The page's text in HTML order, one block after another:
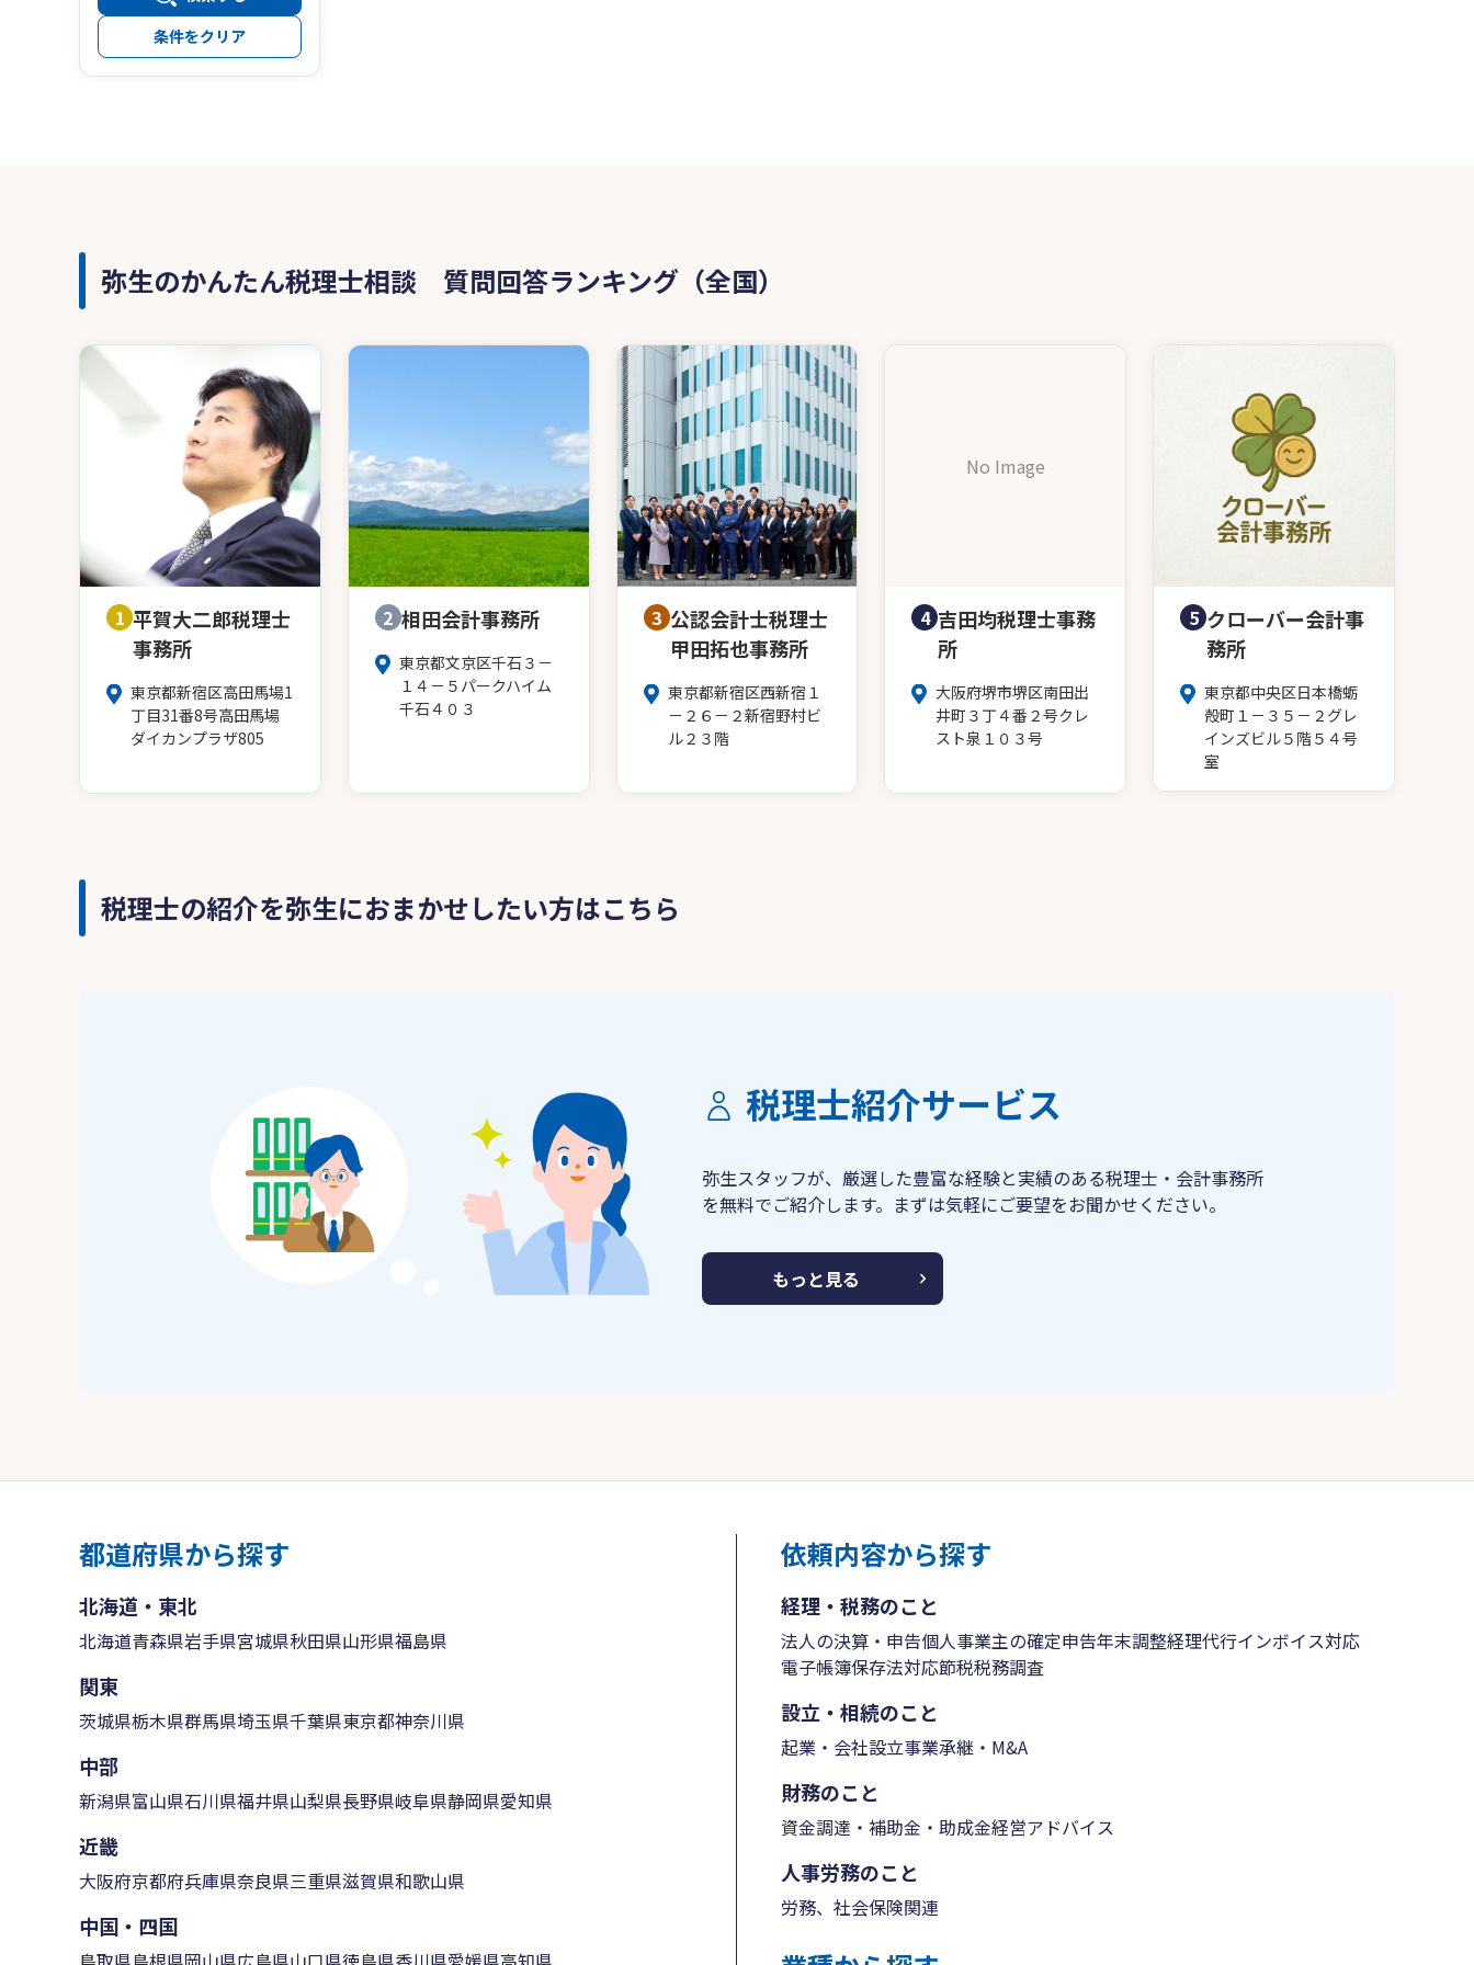
条件をクリア
弥生のかんたん税理士相談 質問回答ランキング（全国）
1 平賀大二郎税理士
事務所
東京都新宿区高田馬場1
丁目31番8号高田馬場
ダイカンプラザ805
2 相田会計事務所
東京都文京区千石３－
１４－５パークハイム
千石４０３
3 公認会計士税理士
甲田拓也事務所
東京都新宿区西新宿１
－２６－２新宿野村ビ
ル２３階
No Image
4 吉田均税理士事務
所
大阪府堺市堺区南田出
井町３丁４番２号クレ
スト泉１０３号
5 クローバー会計事
務所
東京都中央区日本橋蛎
殻町１－３５－２グレ
インズビル５階５４号
室
税理士の紹介を弥生におまかせしたい方はこちら
税理士紹介サービス
弥生スタッフが、厳選した豊富な経験と実績のある税理士・会計事務所
を無料でご紹介します。まずは気軽にご要望をお聞かせください。
もっと見る
都道府県から探す
北海道・東北
北海道青森県岩手県宮城県秋田県山形県福島県
関東
茨城県栃木県群馬県埼玉県千葉県東京都神奈川県
中部
新潟県富山県石川県福井県山梨県長野県岐阜県静岡県愛知県
近畿
大阪府京都府兵庫県奈良県三重県滋賀県和歌山県
中国・四国
依頼内容から探す
経理・税務のこと
法人の決算・申告個人事業主の確定申告年末調整経理代行インボイス対応
電子帳簿保存法対応節税税務調査
設立・相続のこと
起業・会社設立事業承継・M&A
財務のこと
資金調達・補助金・助成金経営アドバイス
人事労務のこと
労務、社会保険関連